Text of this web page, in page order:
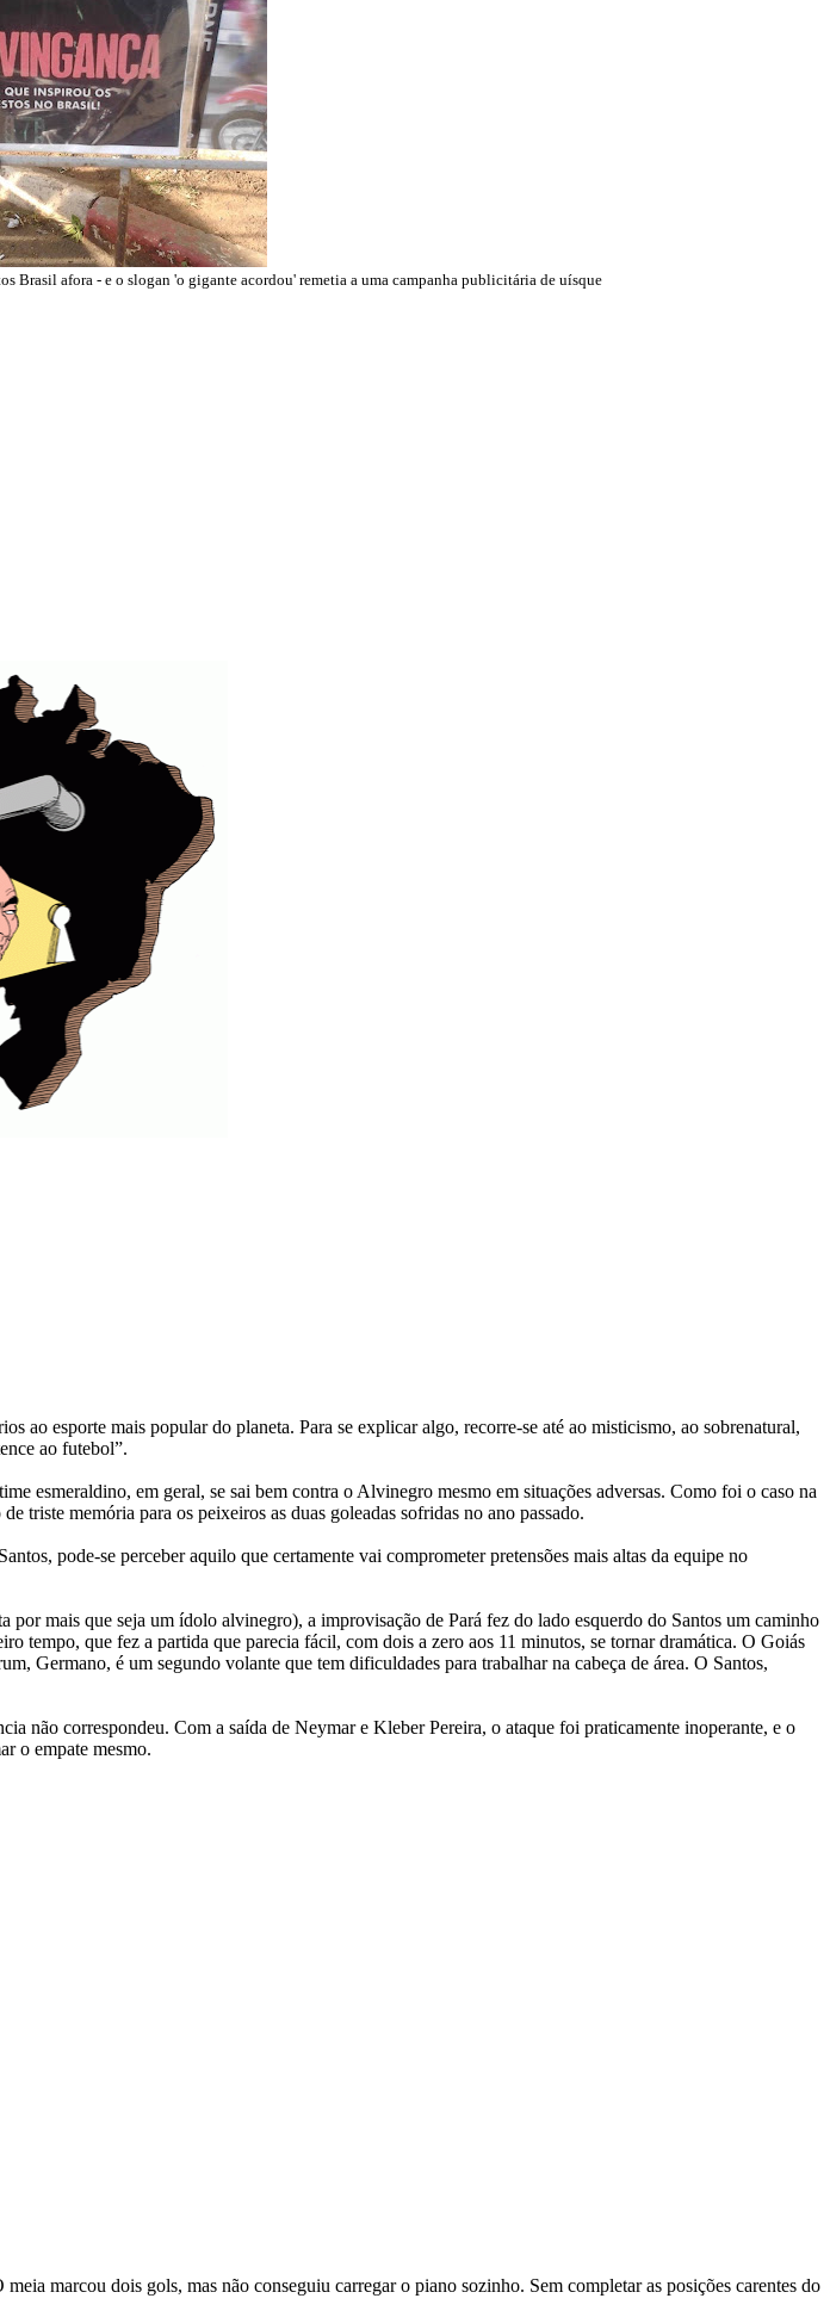
Brasil afora - e o slogan 'o gigante acordou' remetia a uma campanha publicitária de uísque
ao esporte mais popular do planeta. Para se explicar algo, recorre-se até ao misticismo, ao sobrenatural,
ao futebol”.
esmeraldino, em geral, se sai bem contra o Alvinegro mesmo em situações adversas. Como foi o caso na
triste memória para os peixeiros as duas goleadas sofridas no ano passado.
pode-se perceber aquilo que certamente vai comprometer pretensões mais altas da equipe no
mais que seja um ídolo alvinegro), a improvisação de Pará fez do lado esquerdo do Santos um caminho
que fez a partida que parecia fácil, com dois a zero aos 11 minutos, se tornar dramática. O Goiás
Germano, é um segundo volante que tem dificuldades para trabalhar na cabeça de área. O Santos,
não correspondeu. Com a saída de Neymar e Kleber Pereira, o ataque foi praticamente inoperante, e o
o empate mesmo.
marcou dois gols, mas não conseguiu carregar o piano sozinho. Sem completar as posições carentes do